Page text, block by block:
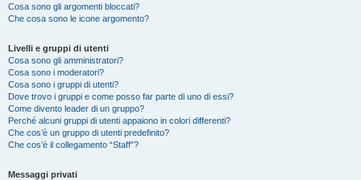
Cosa sono gli argomenti bloccati?
Che cosa sono le icone argomento?
Livelli e gruppi di utenti
Cosa sono gli amministratori?
Cosa sono i moderatori?
Cosa sono i gruppi di utenti?
Dove trovo i gruppi e come posso far parte di uno di essi?
Come divento leader di un gruppo?
Perché alcuni gruppi di utenti appaiono in colori differenti?
Che cos’è un gruppo di utenti predefinito?
Che cos’è il collegamento “Staff”?
Messaggi privati